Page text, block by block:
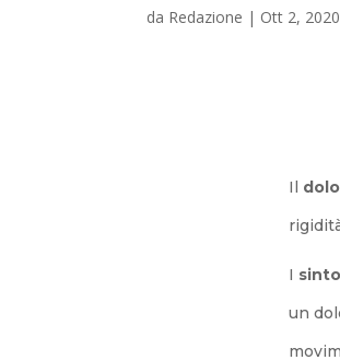
da Redazione | Ott 2, 2020
Il
I
un